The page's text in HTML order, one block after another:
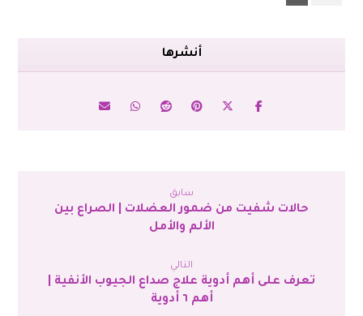
سابق
حالات شفيت من ضمور العضلات | الصراع بين
الألم والأمل
التالي
تعرف على أهم أدوية علاج صداع الجيوب الأنفية |
أهم ٦ أدوية